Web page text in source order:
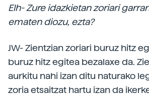
Elh- Zure idazkietan zoriari
ematen diozu, ezta?
JW- Zientzian zoriari buruz hitz
buruz hitz egitea bezalaxe da.
aurkitu nahi izan ditu naturako
zoria etsaitzat hartu izan da